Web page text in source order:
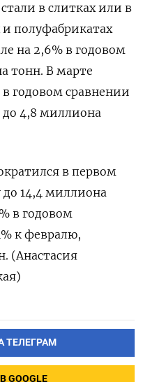
в слитках или в
полуфабрикатах
на 2,6% в годовом
тонн. В марте
в годовом сравнении
4,8 миллиона
в первом
до 14,4 миллиона
в годовом
к февралю,
(Анастасия
ТЕЛЕГРАМ